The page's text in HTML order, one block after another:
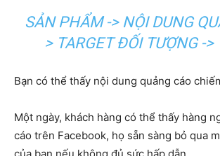
SẢN PHẨM -> NỘI DUNG
> TARGET ĐỐI TƯỢNG ->
Bạn có thể thấy nội dung quảng cáo
Một ngày, khách hàng có thể thấy hàng
cáo trên Facebook, họ sẵn sàng bỏ qua